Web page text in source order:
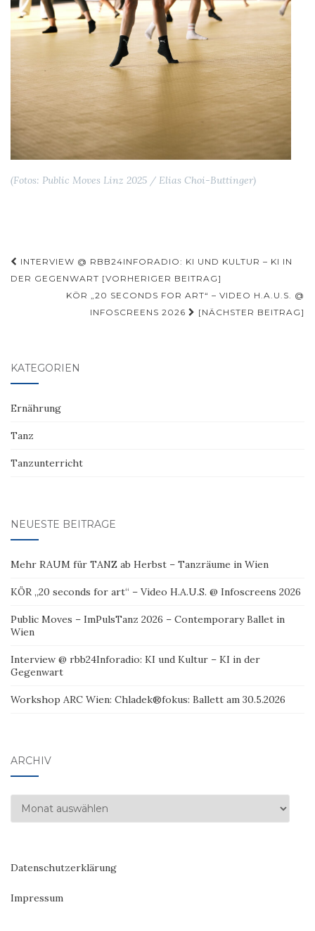
(Fotos: Public Moves Linz 2025 / Elias Choi-Buttinger)
Beitragsnavigation
INTERVIEW @ RBB24INFORADIO: KI UND KULTUR – KI IN
DER GEGENWART [VORHERIGER BEITRAG]
KÖR „20 SECONDS FOR ART“ – VIDEO H.A.U.S. @
INFOSCREENS 2026
[NÄCHSTER BEITRAG]
KATEGORIEN
Ernährung
Tanz
Tanzunterricht
NEUESTE BEITRÄGE
Mehr RAUM für TANZ ab Herbst – Tanzräume in Wien
KÖR „20 seconds for art“ – Video H.A.U.S. @ Infoscreens 2026
Public Moves – ImPulsTanz 2026 – Contemporary Ballet in
Wien
Interview @ rbb24Inforadio: KI und Kultur – KI in der
Gegenwart
Workshop ARC Wien: Chladek®fokus: Ballett am 30.5.2026
ARCHIV
Archiv
Datenschutzerklärung
Impressum